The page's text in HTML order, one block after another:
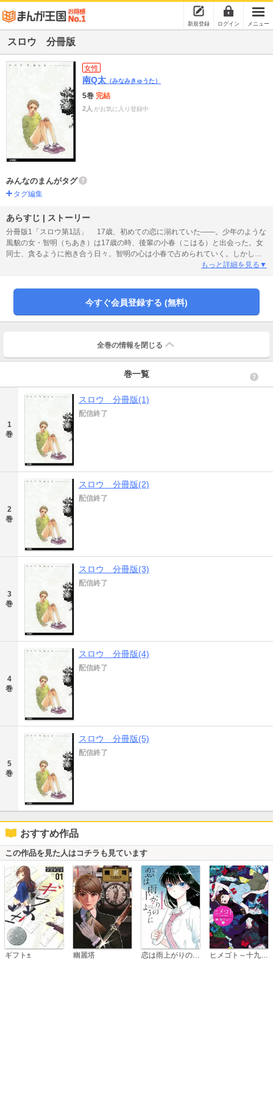
新規登録 ログイン メニュー
スロウ 分冊版
女性
南Q太 （みなみきゅうた）
5巻 完結
2人 がお気に入り登録中
みんなのまんがタグ
タグ編集
あらすじ | ストーリー
分冊版1「スロウ第1話」 17歳、初めての恋に溺れていた――。少年のような
風貌の女・智明（ちあき）は17歳の時、後輩の小春（こはる）と出会った。女
同士、貪るように抱き合う日々。智明の心は小春で占められていく。しかし智
明の高校卒業後、小春が「男とした」と告げてきて―― 南Ｑ太が描く、痛々
もっと詳細を見る▼
今すぐ会員登録する (無料)
全巻の情報を 閉じる
巻一覧
1
巻
スロウ 分冊版(1)
配信終了
2
巻
スロウ 分冊版(2)
配信終了
3
巻
スロウ 分冊版(3)
配信終了
4
巻
スロウ 分冊版(4)
配信終了
5
巻
スロウ 分冊版(5)
配信終了
おすすめ作品
この作品を見た人はコチラも見ています
ギフト± 幽麗塔 恋は雨上がりのように ヒメゴト～十九歳の制服～